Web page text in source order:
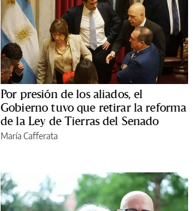
Por presión de los aliados, el
Gobierno tuvo que retirar la reforma
de la Ley de Tierras del Senado
María Cafferata